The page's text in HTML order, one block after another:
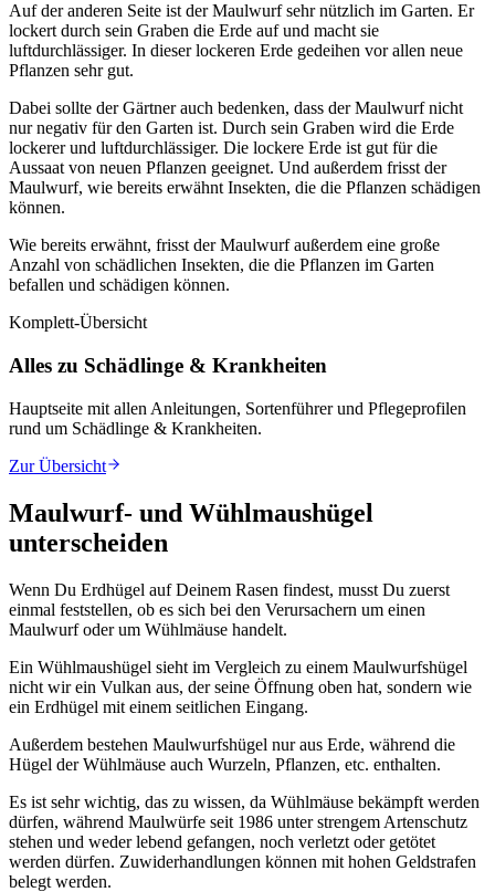
Auf der anderen Seite ist der Maulwurf sehr nützlich im Garten. Er
lockert durch sein Graben die Erde auf und macht sie
luftdurchlässiger. In dieser lockeren Erde gedeihen vor allen neue
Pflanzen sehr gut.
Dabei sollte der Gärtner auch bedenken, dass der Maulwurf nicht
nur negativ für den Garten ist. Durch sein Graben wird die Erde
lockerer und luftdurchlässiger. Die lockere Erde ist gut für die
Aussaat von neuen Pflanzen geeignet. Und außerdem frisst der
Maulwurf, wie bereits erwähnt Insekten, die die Pflanzen schädigen
können.
Wie bereits erwähnt, frisst der Maulwurf außerdem eine große
Anzahl von schädlichen Insekten, die die Pflanzen im Garten
befallen und schädigen können.
Komplett-Übersicht
Alles zu Schädlinge & Krankheiten
Hauptseite mit allen Anleitungen, Sortenführer und Pflegeprofilen
rund um Schädlinge & Krankheiten.
Zur Übersicht
Maulwurf- und Wühlmaushügel
unterscheiden
Wenn Du Erdhügel auf Deinem Rasen findest, musst Du zuerst
einmal feststellen, ob es sich bei den Verursachern um einen
Maulwurf oder um Wühlmäuse handelt.
Ein Wühlmaushügel sieht im Vergleich zu einem Maulwurfshügel
nicht wir ein Vulkan aus, der seine Öffnung oben hat, sondern wie
ein Erdhügel mit einem seitlichen Eingang.
Außerdem bestehen Maulwurfshügel nur aus Erde, während die
Hügel der Wühlmäuse auch Wurzeln, Pflanzen, etc. enthalten.
Es ist sehr wichtig, das zu wissen, da Wühlmäuse bekämpft werden
dürfen, während Maulwürfe seit 1986 unter strengem Artenschutz
stehen und weder lebend gefangen, noch verletzt oder getötet
werden dürfen. Zuwiderhandlungen können mit hohen Geldstrafen
belegt werden.